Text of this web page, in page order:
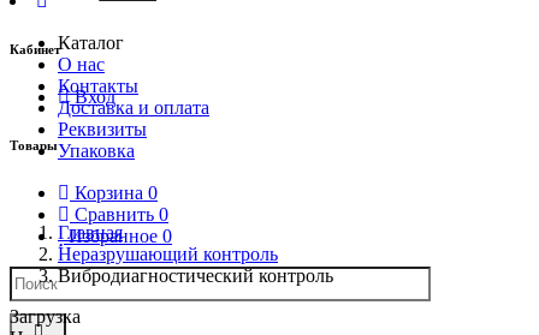
Кабинет
Вход
Товары
Корзина 0
Сравнить 0
Избранное 0
Каталог
О нас
Контакты
Доставка и оплата
Реквизиты
Упаковка
Главная
Неразрушающий контроль
Вибродиагностический контроль
Загрузка